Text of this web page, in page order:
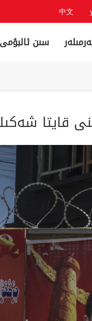
中文
سىن ئالبۇمى
قايتا